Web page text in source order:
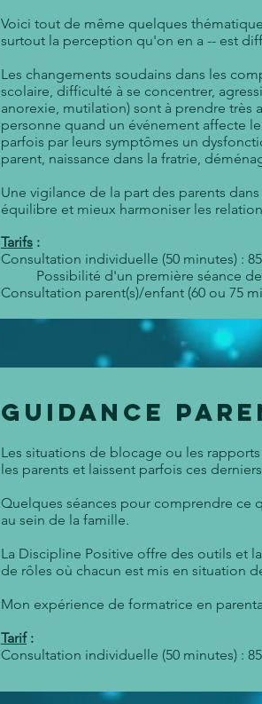
Voici tout de même quelques
surtout la perception qu'on en a -- est
Les changements soudains dans les
scolaire, difficulté à se concentrer,
anorexie, mutilation) sont à prendre très
personne quand un événement affecte
parfois par leurs symptômes un
parent, naissance dans la fratrie,
Une vigilance de la part des parents
équilibre et mieux harmoniser les
Tarifs :
Consultation individuelle (50 minutes) :
Possibilité d'un première séance
Consultation parent(s)/enfant (60 ou 75
Guidance
Les situations de blocage ou les
les parents et laissent parfois ces
Quelques séances pour comprendre ce
au sein de la famille.
La Discipline Positive offre des outils et
de rôles où chacun est mis en situation
Mon expérience de formatrice en
Tarif :
Consultation individuelle (50 minutes) :